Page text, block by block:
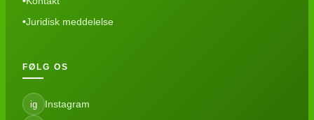
Juridisk meddelelse
FØLG OS
ig Instagram